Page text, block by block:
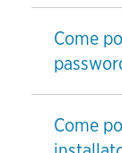
Come
Come